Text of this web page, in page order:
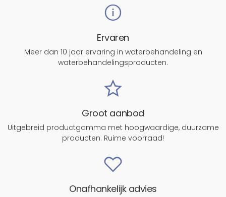
Ervaren
Meer dan 10 jaar ervaring in waterbehandeling en
waterbehandelingsproducten.
Groot aanbod
Uitgebreid productgamma met hoogwaardige, duurzame
producten. Ruime voorraad!
Onafhankelijk advies